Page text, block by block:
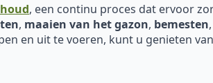
, een continu proces dat ervoor
, maaien van hetgazon, bemesten,
en uit te voeren, kunt u genieten